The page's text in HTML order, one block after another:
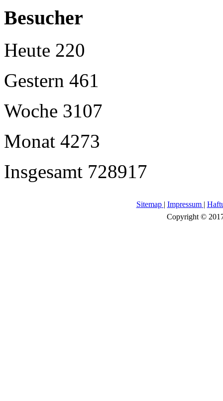
Besucher
Heute 220
Gestern 461
Woche 3107
Monat 4273
Insgesamt 728917
Sitemap | Impressum |
Copyright ©